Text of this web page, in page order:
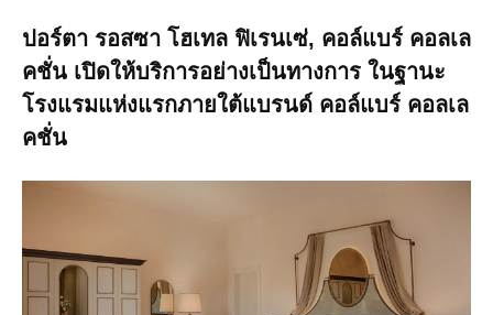
ปอร์ตา รอสซา โฮเทล ฟิเรนเซ่, คอล์แบร์ คอลเล
คชั่น เปิดให้บริการอย่างเป็นทางการ ในฐานะ
โรงแรมแห่งแรกภายใต้แบรนด์ คอล์แบร์ คอลเล
คชั่น